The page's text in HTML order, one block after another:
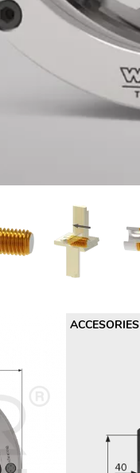
ACCESORIES